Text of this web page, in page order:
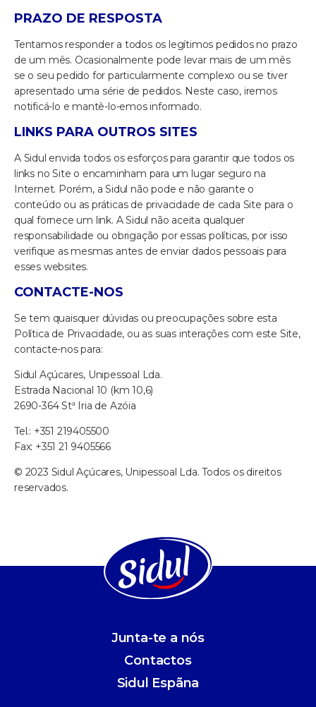
PRAZO DE RESPOSTA
Tentamos responder a todos os legítimos pedidos no prazo
de um mês. Ocasionalmente pode levar mais de um mês
se o seu pedido for particularmente complexo ou se tiver
apresentado uma série de pedidos. Neste caso, iremos
notificá-lo e mantê-lo-emos informado.
LINKS PARA OUTROS SITES
A Sidul envida todos os esforços para garantir que todos os
links no Site o encaminham para um lugar seguro na
Internet. Porém, a Sidul não pode e não garante o
conteúdo ou as práticas de privacidade de cada Site para o
qual fornece um link. A Sidul não aceita qualquer
responsabilidade ou obrigação por essas políticas, por isso
verifique as mesmas antes de enviar dados pessoais para
esses websites.
CONTACTE-NOS
Se tem quaisquer dúvidas ou preocupações sobre esta
Política de Privacidade, ou as suas interações com este Site,
contacte-nos para:
Sidul Açúcares, Unipessoal Lda.
Estrada Nacional 10 (km 10,6)
2690-364 Stª Iria de Azóia
Tel.: +351 219405500
Fax: +351 21 9405566
© 2023 Sidul Açúcares, Unipessoal Lda. Todos os direitos
reservados.
Junta-te a nós
Contactos
Sidul Espãna